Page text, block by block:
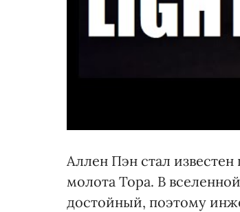
Аллен Пэн стал
молота Тора. В
достойный, поэтому